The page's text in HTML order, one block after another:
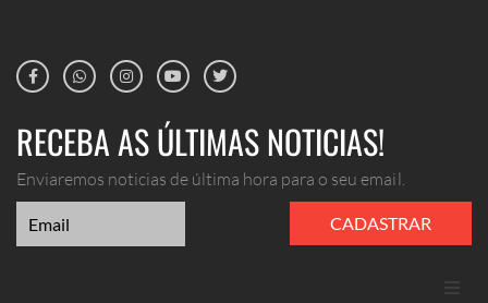
RECEBA AS ÚLTIMAS NOTICIAS!
Enviaremos noticias de última hora para o seu email.
CADASTRAR